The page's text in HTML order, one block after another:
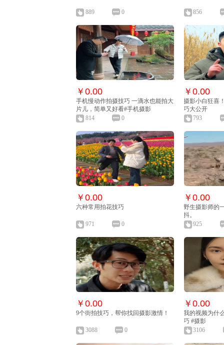
889 0 856
￥0.00
手机慢动作拍摄技巧 一滴水也能拍大
片儿，简单又好看#手机摄影
814
0
￥0.00
摄影小白狂喜
巧大公开
793
￥0.00
六种常用拍花技巧
971 0
￥0.00
野生摄影师的
抖。
925
￥0.00
9个街拍技巧，帮你找回摄影激情！
3088 0
￥0.00
我的视频为什
巧 #摄影
3106